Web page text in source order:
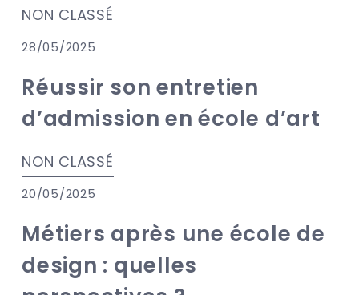
NON CLASSÉ
28/05/2025
Réussir son entretien
d’admission en école d’art
NON CLASSÉ
20/05/2025
Métiers après une école de
design : quelles